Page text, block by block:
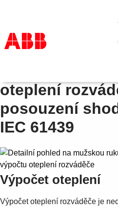
Produkty
Nabídka A-Z
Služby
Where to buy
Kariéra
Nástroje pro
oteplení
posouzení
IEC 61439
Výpočet oteplení
Výpočet oteplení rozváděče je